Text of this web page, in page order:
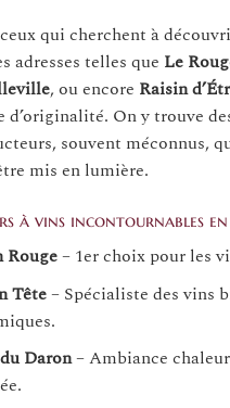
qui cherchent à
adresses telles que Le
, ou encore Raisin
d’originalité. On y trouve
souvent méconnus,
mis en lumière.
à vins incontournables
Rouge– 1er choix pour les
Tête– Spécialiste des vins
Daron– Ambiance